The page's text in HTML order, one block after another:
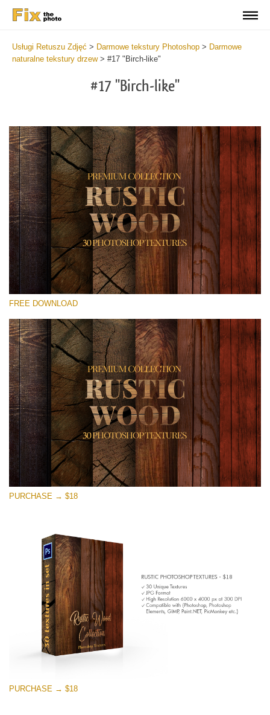
Usługi Retuszu Zdjęć > Darmowe tekstury Photoshop > Darmowe
naturalne tekstury drzew> #17 "Birch-like"
#17 "Birch-like"
Proszę wybrać
Small 800*533px
Rustic Wood
(30 Textures)
Large 6000*4000px
Entire Collection
(1783 Overlays)
Large 6000*4000px
Darmowe Pobieranie
FREE DOWNLOAD
PURCHASE → $18
PURCHASE → $18